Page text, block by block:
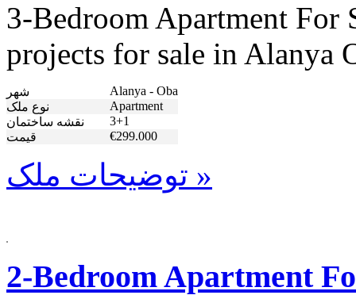
3-Bedroom Apartment For
projects for sale in Alanya
شهر
Alanya - Oba
نوع ملک
Apartment
نقشه ساختمان
3+1
قیمت
€299.000
توضیحات ملک »
2-Bedroom Apartment